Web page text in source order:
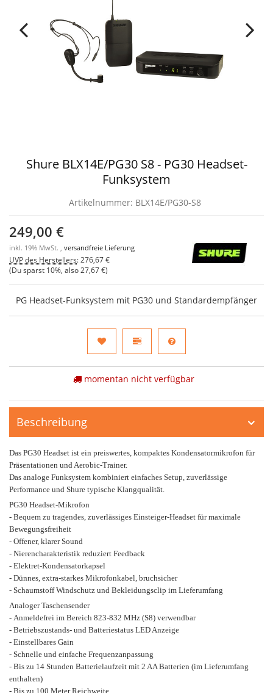
Shure BLX14E/PG30 S8 - PG30 Headset-
Funksystem
Artikelnummer: BLX14E/PG30-S8
249,00 €
inkl. 19% MwSt. , versandfreie Lieferung
UVP des Herstellers: 276,67 €
(Du sparst 10% , also 27,67 €)
PG Headset-Funksystem mit PG30 und Standardempfänger
momentan nicht verfügbar
Beschreibung
Das PG30 Headset ist ein preiswertes, kompaktes Kondensatormikrofon für
Präsentationen und Aerobic-Trainer.
Das analoge Funksystem kombiniert einfaches Setup, zuverlässige
Performance und Shure typische Klangqualität.
PG30 Headset-Mikrofon
- Bequem zu tragendes, zuverlässiges Einsteiger-Headset für maximale
Bewegungsfreiheit
- Offener, klarer Sound
- Nierencharakteristik reduziert Feedback
- Elektret-Kondensatorkapsel
- Dünnes, extra-starkes Mikrofonkabel, bruchsicher
- Schaumstoff Windschutz und Bekleidungsclip im Lieferumfang
Analoger Taschensender
- Anmeldefrei im Bereich 823-832 MHz (S8) verwendbar
- Betriebszustands- und Batteriestatus LED Anzeige
- Einstellbares Gain
- Schnelle und einfache Frequenzanpassung
- Bis zu 14 Stunden Batterielaufzeit mit 2 AA Batterien (im Lieferumfang
enthalten)
- Bis zu 100 Meter Reichweite